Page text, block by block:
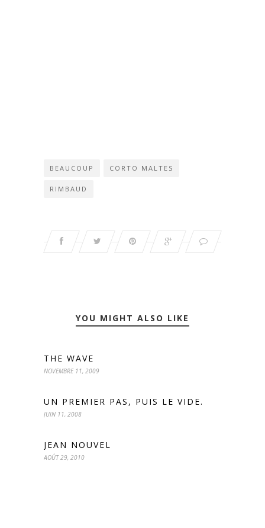
BEAUCOUP CORTO MALTES
RIMBAUD
YOU MIGHT ALSO LIKE
THE WAVE
NOVEMBRE 11, 2009
UN PREMIER PAS, PUIS LE VIDE.
JUIN 11, 2008
JEAN NOUVEL
AOÛT 29, 2010